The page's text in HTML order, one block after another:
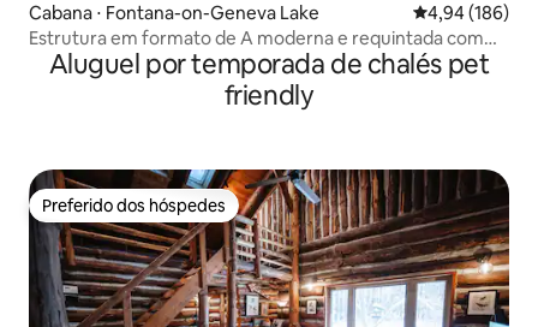
Cabana ⋅ Fontana-on-Geneva Lake 4,94 de uma
4,94 (186)
Estrutura em formato de A moderna e requintada com
InReach
Aluguel por temporada de chalés pet
friendly
Preferido dos hóspedes
Preferido dos hóspedes